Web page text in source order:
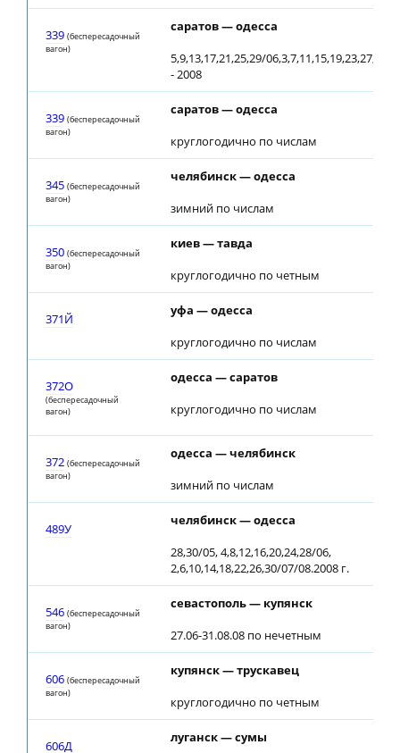
339 (беспересадочный
вагон)
саратов — одесса
5,9,13,17,21,25,29/06,3,7,11,15,19,23,27,31/
- 2008
339 (беспересадочный
вагон)
саратов — одесса
круглогодично по числам
345 (беспересадочный
вагон)
челябинск — одесса
зимний по числам
350 (беспересадочный
вагон)
киев — тавда
круглогодично по четным
371Й
уфа — одесса
круглогодично по числам
372О
(беспересадочный
вагон)
одесса — саратов
круглогодично по числам
372 (беспересадочный
вагон)
одесса — челябинск
зимний по числам
489У
челябинск — одесса
28,30/05, 4,8,12,16,20,24,28/06,
2,6,10,14,18,22,26,30/07/08.2008 г.
546 (беспересадочный
вагон)
севастополь — купянск
27.06-31.08.08 по нечетным
606 (беспересадочный
вагон)
купянск — трускавец
круглогодично по четным
606Д
луганск — сумы